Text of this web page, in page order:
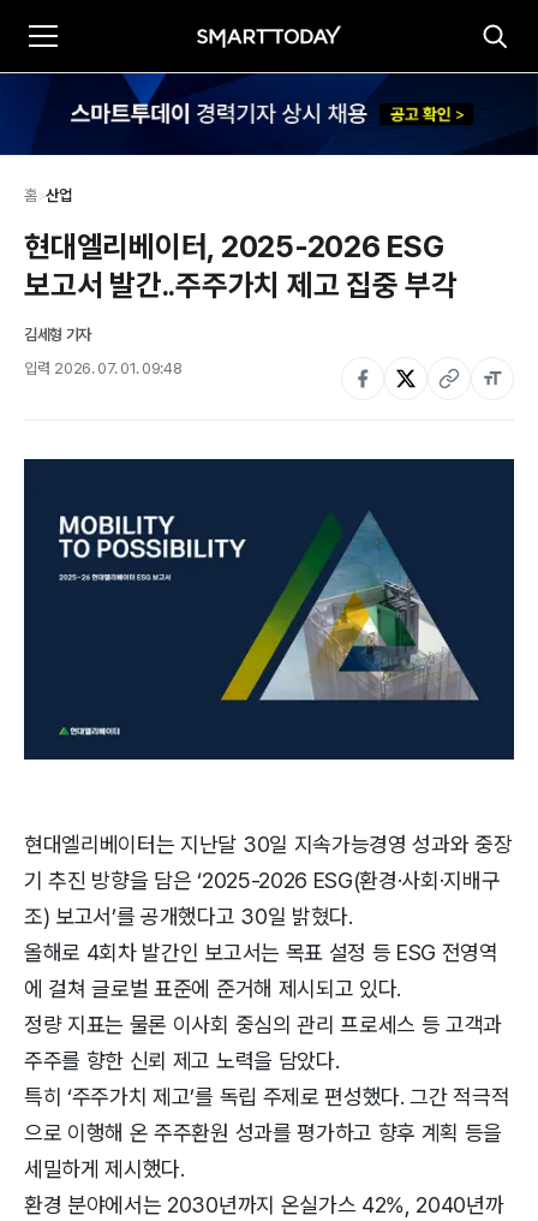
홈>산업
현대엘리베이터, 2025-2026 ESG
보고서 발간..주주가치 제고 집중 부각
김세형 기자
입력 2026. 07. 01. 09:48
현대엘리베이터는 지난달 30일 지속가능경영 성과와 중장
기 추진 방향을 담은 ‘2025-2026 ESG(환경·사회·지배구
조) 보고서’를 공개했다고 30일 밝혔다.
올해로 4회차 발간인 보고서는 목표 설정 등 ESG 전영역
에 걸쳐 글로벌 표준에 준거해 제시되고 있다.
정량 지표는 물론 이사회 중심의 관리 프로세스 등 고객과
주주를 향한 신뢰 제고 노력을 담았다.
특히 ‘주주가치 제고’를 독립 주제로 편성했다. 그간 적극적
으로 이행해 온 주주환원 성과를 평가하고 향후 계획 등을
세밀하게 제시했다.
환경 분야에서는 2030년까지 온실가스 42%, 2040년까